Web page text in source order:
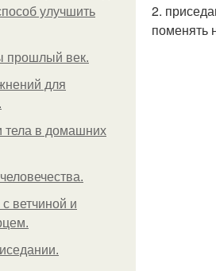
улучшить
прошлый век.
для
тела в домашних
ветчиной и
2.
поменять